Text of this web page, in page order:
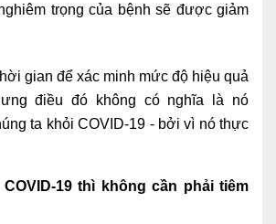
trọng của bệnh sẽ được giảm
gian để xác minh mức độ hiệu quả
điều đó không có nghĩa là nó
ta khỏi COVID-19 - bởi vì nó thực
19 thì không cần phải tiêm